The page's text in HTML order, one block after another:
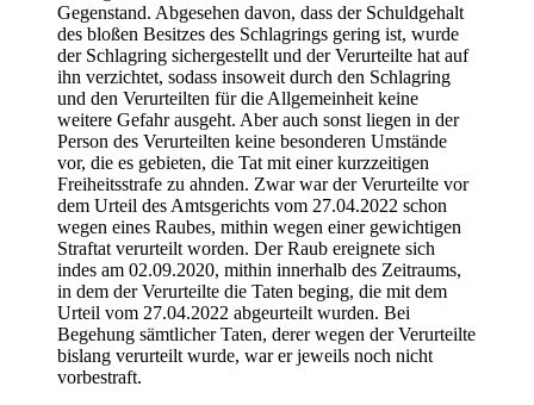
Gegenstand. Abgesehen davon, dass der Schuldgehalt
des bloßen Besitzes des Schlagrings gering ist, wurde
der Schlagring sichergestellt und der Verurteilte hat auf
ihn verzichtet, sodass insoweit durch den Schlagring
und den Verurteilten für die Allgemeinheit keine
weitere Gefahr ausgeht. Aber auch sonst liegen in der
Person des Verurteilten keine besonderen Umstände
vor, die es gebieten, die Tat mit einer kurzzeitigen
Freiheitsstrafe zu ahnden. Zwar war der Verurteilte vor
dem Urteil des Amtsgerichts vom 27.04.2022 schon
wegen eines Raubes, mithin wegen einer gewichtigen
Straftat verurteilt worden. Der Raub ereignete sich
indes am 02.09.2020, mithin innerhalb des Zeitraums,
in dem der Verurteilte die Taten beging, die mit dem
Urteil vom 27.04.2022 abgeurteilt wurden. Bei
Begehung sämtlicher Taten, derer wegen der Verurteilte
bislang verurteilt wurde, war er jeweils noch nicht
vorbestraft.